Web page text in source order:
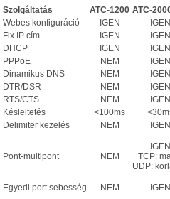
Szolgáltatás ATC-1200 ATC-
Webes konfiguráció
IGEN
IGEN
Fix IP cím
IGEN
IGEN
DHCP
IGEN
IGEN
PPPoE
NEM
IGEN
Dinamikus DNS
NEM
IGEN
DTR/DSR
NEM
IGEN
RTS/CTS
NEM
IGEN
Késleltetés
<100ms
Delimiter kezelés
NEM IGEN
Pont-multipont NEM
IGEN
TCP:
UDP:
Egyedi port sebesség NEM IGEN